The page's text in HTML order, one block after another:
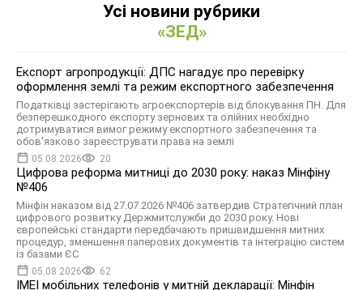
Усі новини рубрики
«ЗЕД»
Експорт агропродукції: ДПС нагадує про перевірку
оформлення землі та режим експортного забезпечення
Податківці застерігають агроекспортерів від блокування ПН. Для
безперешкодного експорту зернових та олійних необхідно
дотримуватися вимог режиму експортного забезпечення та
обов'язково зареєструвати права на землі
05.08.2026 20
Цифрова реформа митниці до 2030 року: наказ Мінфіну
№406
Мінфін наказом від 27.07.2026 №406 затвердив Стратегічний план
цифрового розвитку Держмитслужби до 2030 року. Нові
європейські стандарти передбачають пришвидшення митних
процедур, зменшення паперових документів та інтеграцію систем
із базами ЄС
05.08.2026 62
IMEI мобільних телефонів у митній декларації: Мінфін